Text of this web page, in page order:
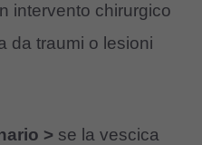
intervento chirurgico
da traumi o lesioni
> se la vescica